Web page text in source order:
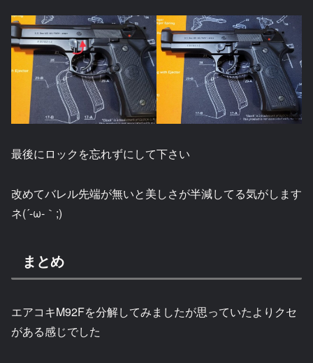
最後にロックを忘れずにして下さい
改めてバレル先端が無いと美しさが半減してる気がします
ネ(´-ω-｀;)
まとめ
エアコキM92Fを分解してみましたが思っていたよりクセ
がある感じでした